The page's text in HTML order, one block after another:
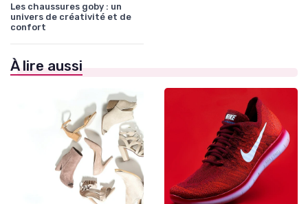
Les chaussures goby : un
univers de créativité et de
confort
À lire aussi